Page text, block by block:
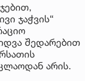
ჯაჭვის“
შედარებით
არის.